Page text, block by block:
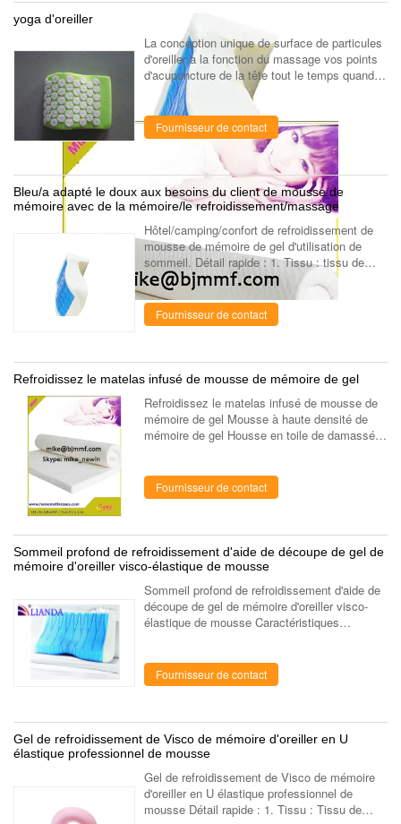
yoga d'oreiller
La conception unique de surface de particules
d'oreiller a la fonction du massage vos points
d'acuponcture de la tête tout le temps quand
vous dormez. Par les particules le massage
peut accélérer la circulation ...
Fournisseur de contact
Bleu/a adapté le doux aux besoins du client de mousse de
mémoire avec de la mémoire/le refroidissement/massage
Hôtel/camping/confort de refroidissement de
mousse de mémoire de gel d'utilisation de
sommeil. Détail rapide : 1. Tissu : tissu de
velours. 2. Couleur de tissu : Tissu bleu de
velours. 3. Dimension : 32*23...
Fournisseur de contact
Refroidissez le matelas infusé de mousse de mémoire de gel
Refroidissez le matelas infusé de mousse de
mémoire de gel Mousse à haute densité de
mémoire de gel Housse en toile de damassé
Fournisseur de contact
Sommeil profond de refroidissement d'aide de découpe de gel de
mémoire d'oreiller visco-élastique de mousse
Sommeil profond de refroidissement d'aide de
découpe de gel de mémoire d'oreiller visco-
élastique de mousse Caractéristiques
Fournisseur de contact
Gel de refroidissement de Visco de mémoire d'oreiller en U
élastique professionnel de mousse
Gel de refroidissement de Visco de mémoire
d'oreiller en U élastique professionnel de
mousse Détail rapide : 1. Tissu : Tissu de